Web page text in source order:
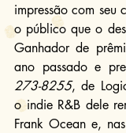
impressão com seu
o público que o
Ganhador de
ano passado e
273-8255, de
o indie R&B dele
Frank Ocean e,